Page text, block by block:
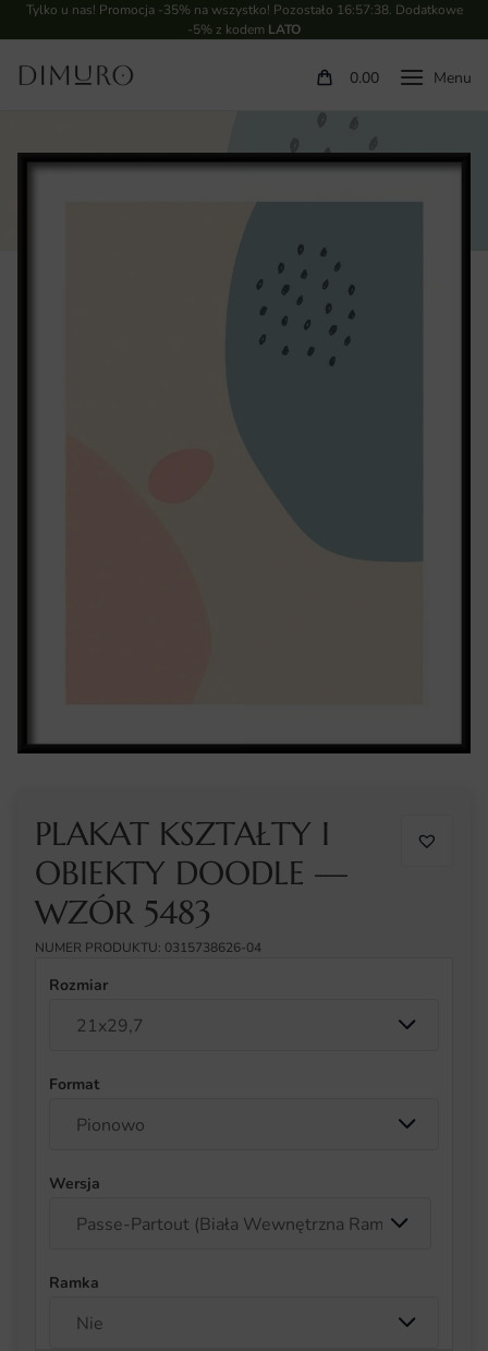
Tylko u nas! Promocja -35% na wszystko! Pozostało 16:57:37. Dodatkowe
-5% z kodem LATO
0.00
PLAKAT KSZTAŁTY I
OBIEKTY DOODLE —
WZÓR 5483
NUMER PRODUKTU: 0315738626-04
Rozmiar
Format
Wersja
Ramka